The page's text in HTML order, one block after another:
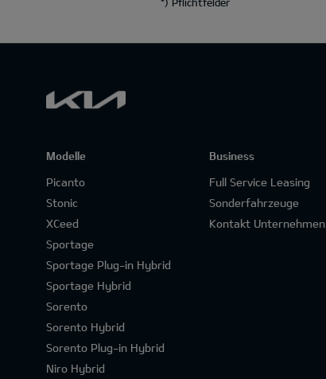
Modelle
Picanto
Stonic
XCeed
Sportage
Sportage Plug-in Hybrid
Sportage Hybrid
Sorento
Sorento Hybrid
Sorento Plug-in Hybrid
Niro Hybrid
Business
Full Service Leasing
Sonderfahrzeuge
Kontakt Unternehmen